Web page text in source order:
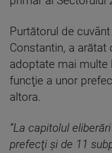
Purtătorul de
Constantin, a
adoptate mai multe
funcţie a unor
altora.
”La capitolul
prefecţi şi de 11